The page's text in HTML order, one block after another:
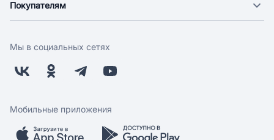
Новости
Поставщикам
Заводчикам
Обратная связь
Покупателям
Оплата
Бонусная программа
Скидки и акции
Мобильное приложение
Мы в социальных сетях
Мобильные приложения